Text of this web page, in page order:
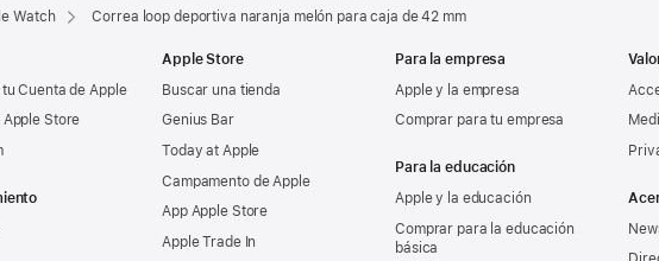
Watch Correa loop deportiva naranja melón para caja de 42 mm
Cuenta de Apple
Store
Apple Store
Buscar una tienda
Genius Bar
Today at Apple
Campamento de Apple
App Apple Store
Apple Trade In
Para la empresa
Apple y la empresa
Comprar para tu empresa
Para la educación
Apple y la educación
Comprar para la educación
básica